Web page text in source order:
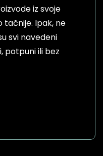
iz svoje
tačnije. Ipak, ne
svi navedeni
potpuni ili bez